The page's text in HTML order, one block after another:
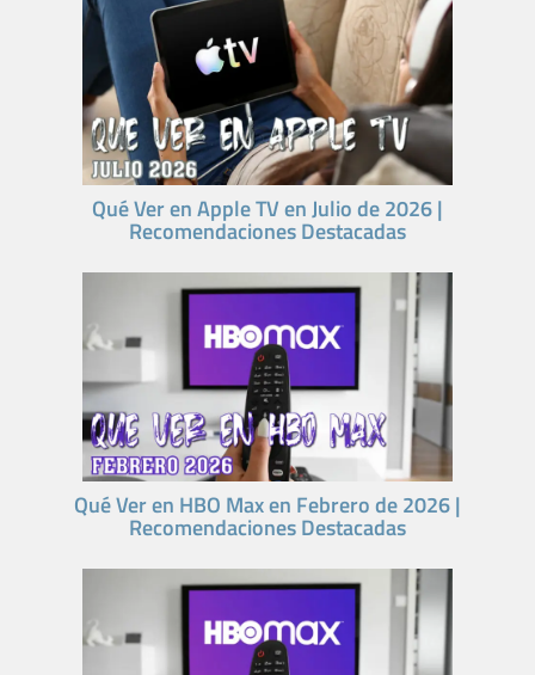
Qué Ver en Apple TV en Julio de 2026 |
Recomendaciones Destacadas
Qué Ver en HBO Max en Febrero de 2026 |
Recomendaciones Destacadas